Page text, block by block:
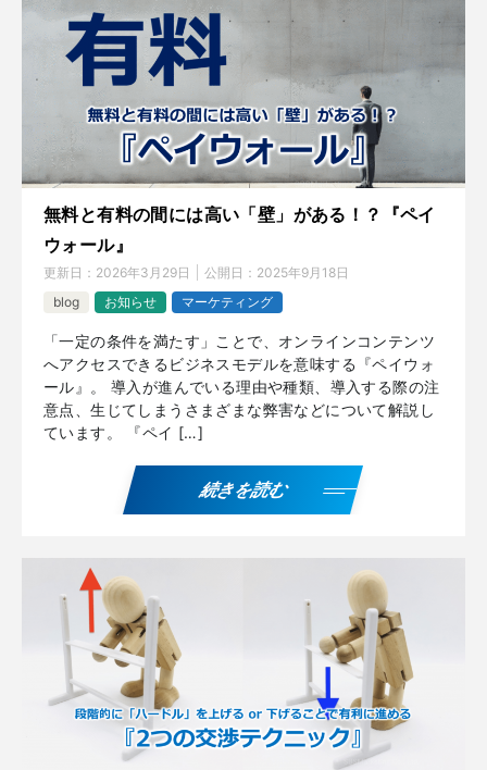
無料と有料の間には高い「壁」がある！？『ペイ
ウォール』
更新日： 2026年3月29日 公開日： 2025年9月18日
blog
お知らせ マーケティング
「一定の条件を満たす」ことで、オンラインコンテンツ
へアクセスできるビジネスモデルを意味する『ペイウォ
ール』。 導入が進んでいる理由や種類、導入する際の注
意点、生じてしまうさまざまな弊害などについて解説し
ています。 『ペイ […]
続きを読む